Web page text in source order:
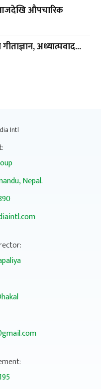
औपचारिक
अध्यात्मवाद...
Nepal.